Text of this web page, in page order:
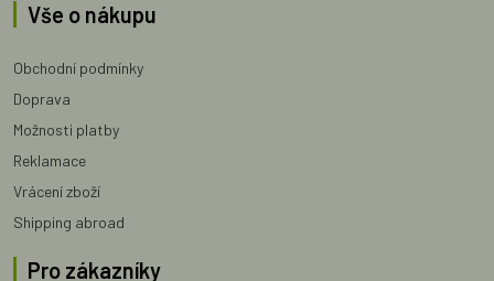
Vše o nákupu
Obchodní podmínky
Doprava
Možnosti platby
Reklamace
Vrácení zboží
Shipping abroad
Pro zákazníky